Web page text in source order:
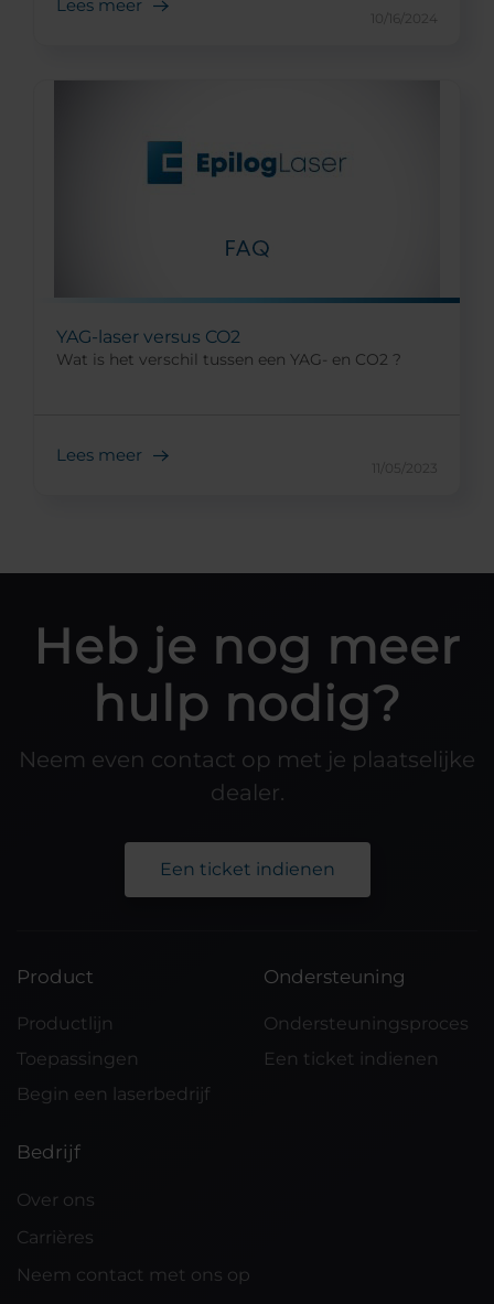
Lees meer
10/16/2024
YAG-laser versus CO2
Wat is het verschil tussen een YAG- en CO2 ?
Lees meer
11/05/2023
Heb je nog meer
hulp nodig?
Neem even contact op met je plaatselijke
dealer.
Een ticket indienen
Product
Productlijn
Toepassingen
Begin een laserbedrijf
Ondersteuning
Ondersteuningsproces
Een ticket indienen
Bedrijf
Over ons
Carrières
Neem contact met ons op